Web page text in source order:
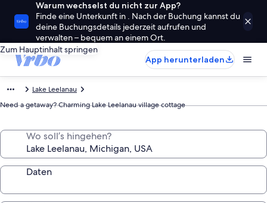
Warum wechselst du nicht zur App?
Finde eine Unterkunft in . Nach der Buchung kannst du
deine Buchungsdetails jederzeit aufrufen und
verwalten – bequem an einem Ort.
Zum Hauptinhalt springen
App herunterladen
Lake Leelanau
Need a getaway? Charming Lake Leelanau village cottage
Wo soll’s hingehen?
Daten